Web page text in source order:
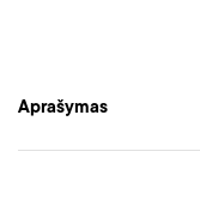
Aprašymas